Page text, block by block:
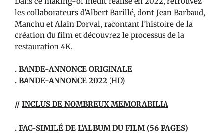
les collaborateurs d’Albert Barillé, dont Jean Barbaud,
Manchu et Alain Dorval, racontant l’histoire de la
création du film et découvrez le processus de la
restauration 4K.
. BANDE-ANNONCE ORIGINALE
. BANDE-ANNONCE 2022 (HD)
// INCLUS DE NOMBREUX MEMORABILIA
. FAC-SIMILÉ DE L’ALBUM DU FILM (56 PAGES)